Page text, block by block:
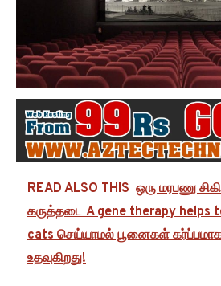
READ ALSO THIS ஒரு மரபணு
கருத்தடை A gene therapy helps
cats செய்யாமல் பூனைகள்
உதவுகிறது!